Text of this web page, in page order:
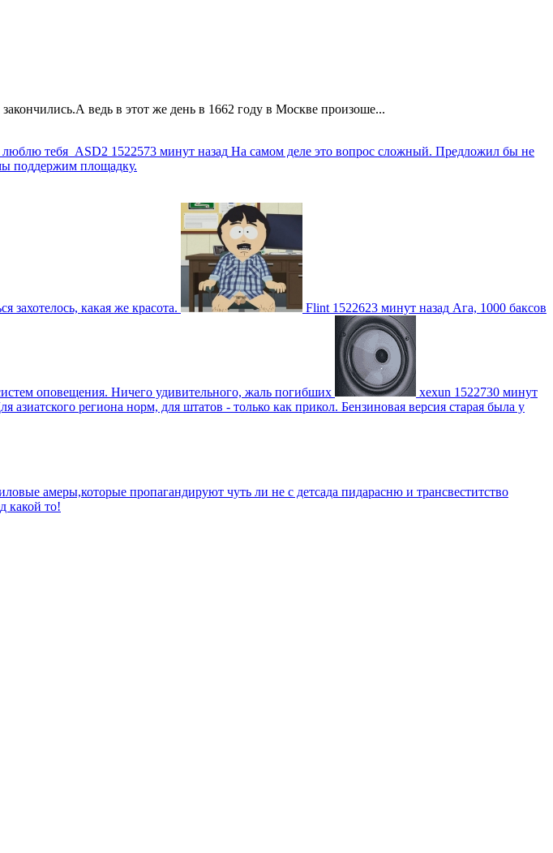
ведь в этот же день в 1662 году в Москве произоше...
люблю тебя ASD2 1522573 минут назад На самом деле это вопрос сложный. Предложил бы не
поддержим площадку.
захотелось, какая же красота. Flint 1522623 минут назад Ага, 1000 баксов
оповещения. Ничего удивительного, жаль погибших xexun 1522730 минут
региона норм, для штатов - только как прикол. Бензиновая версия старая была у
амеры,которые пропагандируют чуть ли не с детсада пидарасню и трансвеститство
какой то!